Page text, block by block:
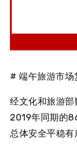
# 端午旅游市场
经文化和旅游部
2019年同期的
总体安全平稳有